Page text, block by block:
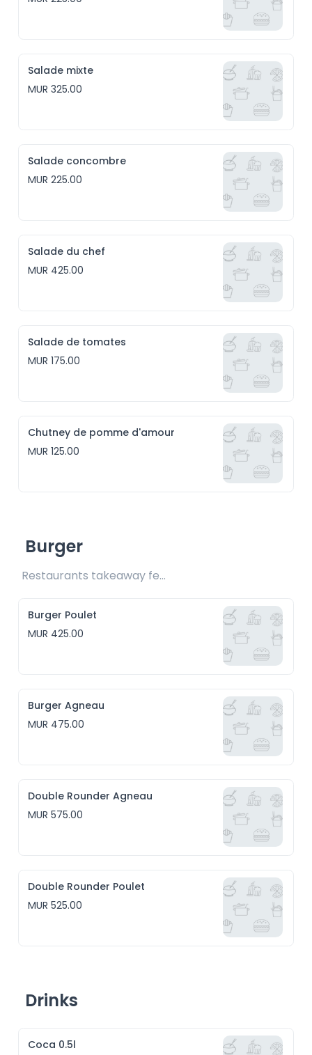
Salade mixte
MUR 325.00
Salade concombre
MUR 225.00
Salade du chef
MUR 425.00
Salade de tomates
MUR 175.00
Chutney de pomme d'amour
MUR 125.00
Burger
Restaurants takeaway fee Rs25 included
Burger Poulet
MUR 425.00
Burger Agneau
MUR 475.00
Double Rounder Agneau
MUR 575.00
Double Rounder Poulet
MUR 525.00
Drinks
Coca 0.5l